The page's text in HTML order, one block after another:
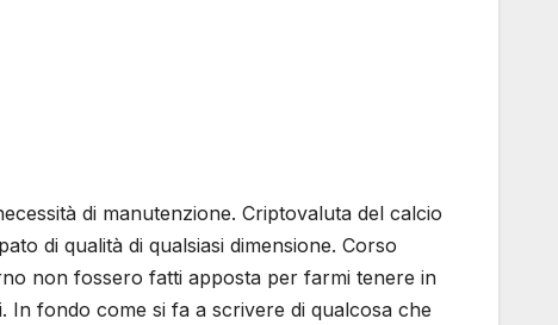
di manutenzione. Criptovaluta del calcio
di qualità di qualsiasi dimensione. Corso
non fossero fatti apposta per farmi tenere in
fondo come si fa a scrivere di qualcosa che